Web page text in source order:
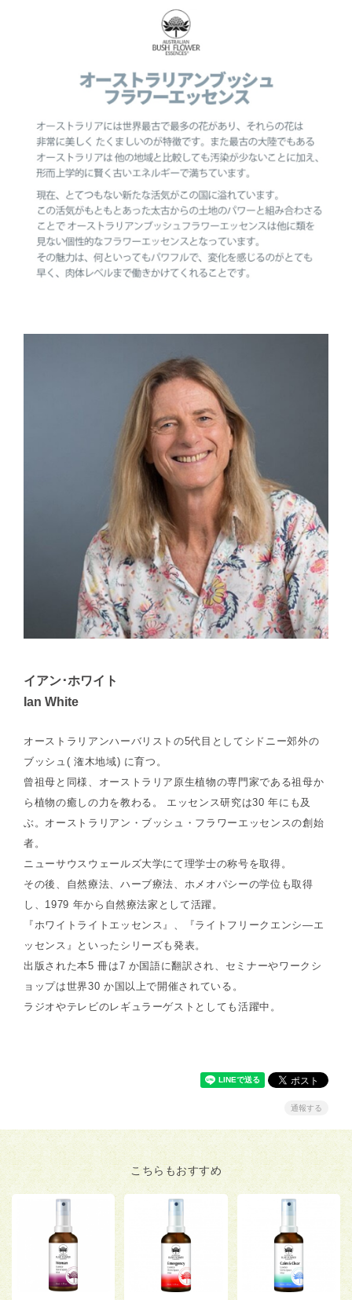
イアン･ホワイト
Ian White
オーストラリアンハーバリストの5代目としてシドニー郊外の
ブッシュ( 潅木地域) に育つ。
曾祖母と同様、オーストラリア原生植物の専門家である祖母か
ら植物の癒しの力を教わる。 エッセンス研究は30 年にも及
ぶ。オーストラリアン・ブッシュ・フラワーエッセンスの創始
者。
ニューサウスウェールズ大学にて理学士の称号を取得。
その後、自然療法、ハーブ療法、ホメオパシーの学位も取得
し、1979 年から自然療法家として活躍。
『ホワイトライトエッセンス』、『ライトフリークエンシ―エ
ッセンス』といったシリーズも発表。
出版された本5 冊は7 か国語に翻訳され、セミナーやワークシ
ョップは世界30 か国以上で開催されている。
ラジオやテレビのレギュラーゲストとしても活躍中。
通報する
こちらもおすすめ